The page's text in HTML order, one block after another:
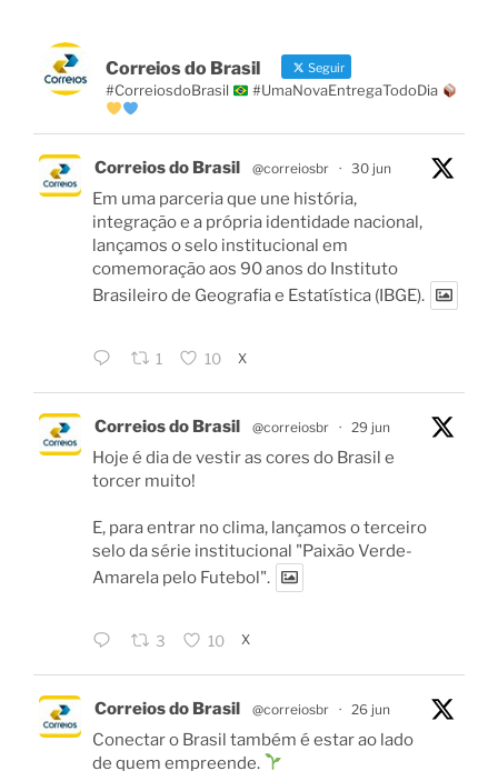
Correios do Brasil Seguir
#CorreiosdoBrasil #UmaNovaEntregaTodoDia
Correios do Brasil @correiosbr · 30 jun
Em uma parceria que une história,
integração e a própria identidade nacional,
lançamos o selo institucional em
comemoração aos 90 anos do Instituto
Brasileiro de Geografia e Estatística (IBGE).
1 10 X
Correios do Brasil @correiosbr · 29 jun
Hoje é dia de vestir as cores do Brasil e
torcer muito!
E, para entrar no clima, lançamos o terceiro
selo da série institucional "Paixão Verde-
Amarela pelo Futebol".
3 10 X
Correios do Brasil @correiosbr · 26 jun
Conectar o Brasil também é estar ao lado
de quem empreende.